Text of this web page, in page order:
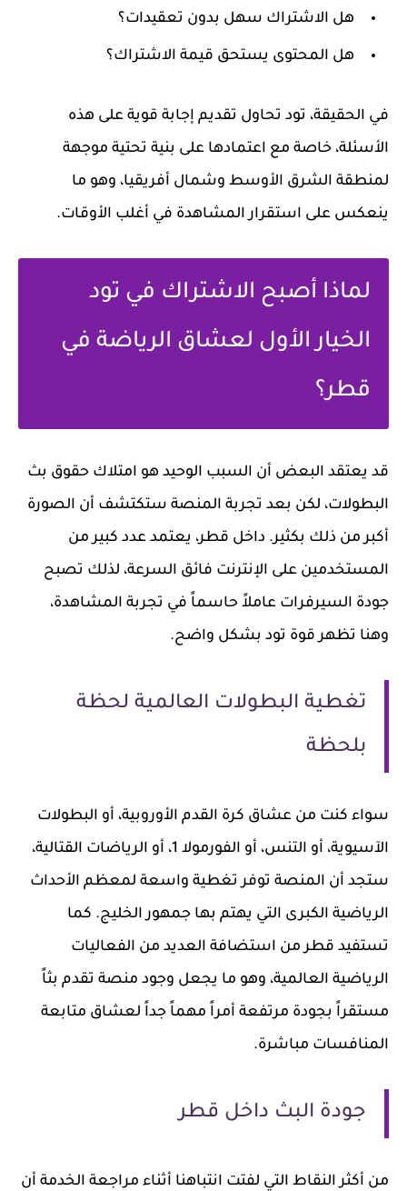
هل الاشتراك سهل بدون تعقيدات؟
هل المحتوى يستحق قيمة الاشتراك؟
في الحقيقة، تود تحاول تقديم إجابة قوية على هذه
الأسئلة، خاصة مع اعتمادها على بنية تحتية موجهة
لمنطقة الشرق الأوسط وشمال أفريقيا، وهو ما
ينعكس على استقرار المشاهدة في أغلب الأوقات.
لماذا أصبح الاشتراك في تود
الخيار الأول لعشاق الرياضة في
قطر؟
قد يعتقد البعض أن السبب الوحيد هو امتلاك حقوق بث
البطولات، لكن بعد تجربة المنصة ستكتشف أن الصورة
أكبر من ذلك بكثير. داخل قطر، يعتمد عدد كبير من
المستخدمين على الإنترنت فائق السرعة، لذلك تصبح
جودة السيرفرات عاملاً حاسماً في تجربة المشاهدة،
وهنا تظهر قوة تود بشكل واضح.
تغطية البطولات العالمية لحظة
بلحظة
سواء كنت من عشاق كرة القدم الأوروبية، أو البطولات
الآسيوية، أو التنس، أو الفورمولا 1، أو الرياضات القتالية،
ستجد أن المنصة توفر تغطية واسعة لمعظم الأحداث
الرياضية الكبرى التي يهتم بها جمهور الخليج. كما
تستفيد قطر من استضافة العديد من الفعاليات
الرياضية العالمية، وهو ما يجعل وجود منصة تقدم بثاً
مستقراً بجودة مرتفعة أمراً مهماً جداً لعشاق متابعة
المنافسات مباشرة.
جودة البث داخل قطر
من أكثر النقاط التي لفتت انتباهنا أثناء مراجعة الخدمة أن